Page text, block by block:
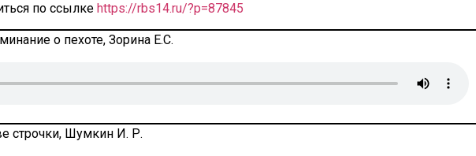
по ссылке https://rbs14.ru/?p=87845
о пехоте, Зорина Е.С.
строчки, Шумкин И. Р.